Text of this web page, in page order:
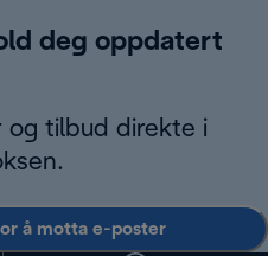
deg oppdatert
og tilbud direkte i
å motta e-poster